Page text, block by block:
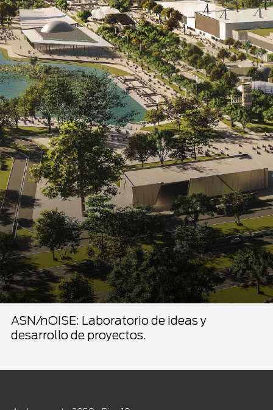
ASN/nOISE: Laboratorio de ideas y
desarrollo de proyectos.